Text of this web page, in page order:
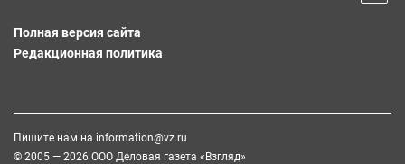
Полная версия сайта
Редакционная политика
Пишите нам на information@vz.ru
© 2005 — 2026 ООО Деловая газета «Взгляд»